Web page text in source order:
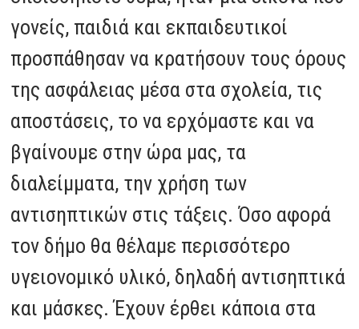
γονείς, παιδιά και εκπαιδευτικοί
προσπάθησαν να κρατήσουν τους όρους
της ασφάλειας μέσα στα σχολεία, τις
αποστάσεις, το να ερχόμαστε και να
βγαίνουμε στην ώρα μας, τα
διαλείμματα, την χρήση των
αντισηπτικών στις τάξεις. Όσο αφορά
τον δήμο θα θέλαμε περισσότερο
υγειονομικό υλικό, δηλαδή αντισηπτικά
και μάσκες. Έχουν έρθει κάποια στα